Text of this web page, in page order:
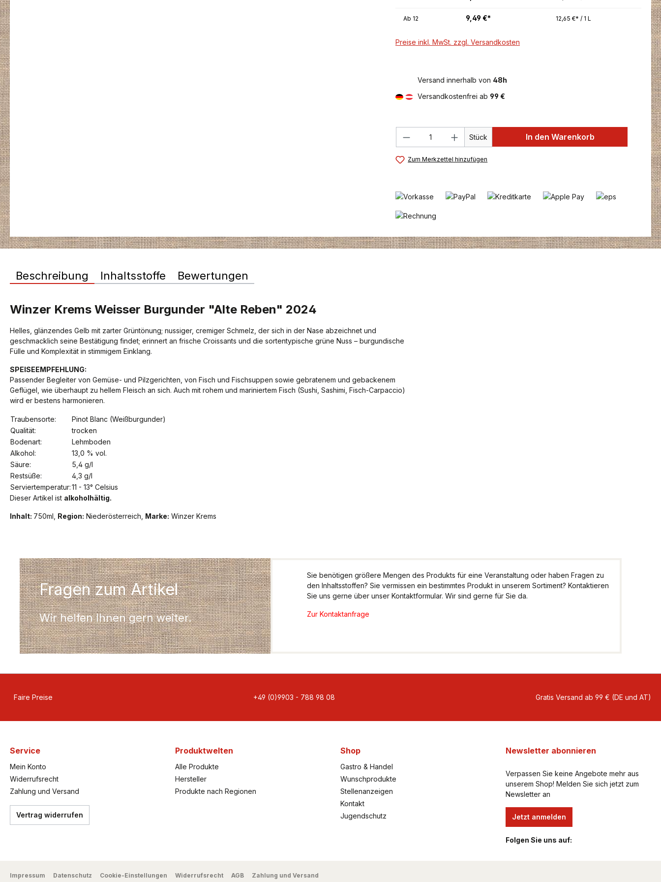
Ab 12 9,49 €* 12,65 €* / 1 L
Preise inkl. MwSt. zzgl. Versandkosten
Versand innerhalb von 48h
Versandkostenfrei ab 99 €
Produkt Anzahl: Gib den gewünschten Wert
Stück In den Warenkorb
Zum Merkzettel hinzufügen
Beschreibung Inhaltsstoffe Bewertungen
Winzer Krems Weisser Burgunder "Alte Reben" 2024
Helles, glänzendes Gelb mit zarter Grüntönung; nussiger, cremiger Schmelz, der sich in der Nase abzeichnet und
geschmacklich seine Bestätigung findet; erinnert an frische Croissants und die sortentypische grüne Nuss – burgundische
Fülle und Komplexität in stimmigem Einklang.
SPEISEEMPFEHLUNG:
Passender Begleiter von Gemüse- und Pilzgerichten, von Fisch und Fischsuppen sowie gebratenem und gebackenem
Geflügel, wie überhaupt zu hellem Fleisch an sich. Auch mit rohem und mariniertem Fisch (Sushi, Sashimi, Fisch-Carpaccio)
wird er bestens harmonieren.
Traubensorte:
Pinot Blanc (Weißburgunder)
Qualität:
trocken
Bodenart:
Lehmboden
Alkohol:
13,0 % vol.
Säure:
5,4 g/l
Restsüße:
4,3 g/l
Serviertemperatur:11 - 13° Celsius
Dieser Artikel ist alkoholhältig.
Inhalt: 750ml, Region: Niederösterreich, Marke: Winzer Krems
Fragen zum Artikel
Wir helfen Ihnen gern weiter.
Sie benötigen größere Mengen des Produkts für eine Veranstaltung oder haben Fragen zu
den Inhaltsstoffen? Sie vermissen ein bestimmtes Produkt in unserem Sortiment? Kontaktieren
Sie uns gerne über unser Kontaktformular. Wir sind gerne für Sie da.
Zur Kontaktanfrage
Faire Preise +49 (0)9903 - 788 98 08 Gratis Versand ab 99 € (DE und AT)
Service
Mein Konto
Widerrufsrecht
Zahlung und Versand
Vertrag widerrufen
Produktwelten
Alle Produkte
Hersteller
Produkte nach Regionen
Shop
Gastro & Handel
Wunschprodukte
Stellenanzeigen
Kontakt
Jugendschutz
Newsletter abonnieren
Verpassen Sie keine Angebote mehr aus
unserem Shop! Melden Sie sich jetzt zum
Newsletter an
Jetzt anmelden
Folgen Sie uns auf:
Impressum Datenschutz Cookie-Einstellungen Widerrufsrecht AGB Zahlung und Versand